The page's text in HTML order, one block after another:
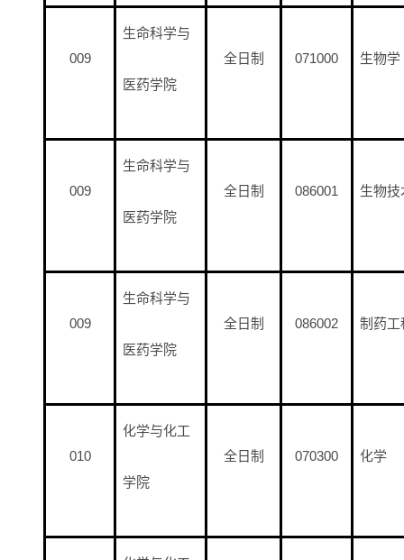
009
生命科学与
医药学院
全日制 071000 生物学
009
生命科学与
医药学院
全日制 086001 生物
009
生命科学与
医药学院
全日制 086002 制药工
010
化学与化工
学院
全日制 070300 化学